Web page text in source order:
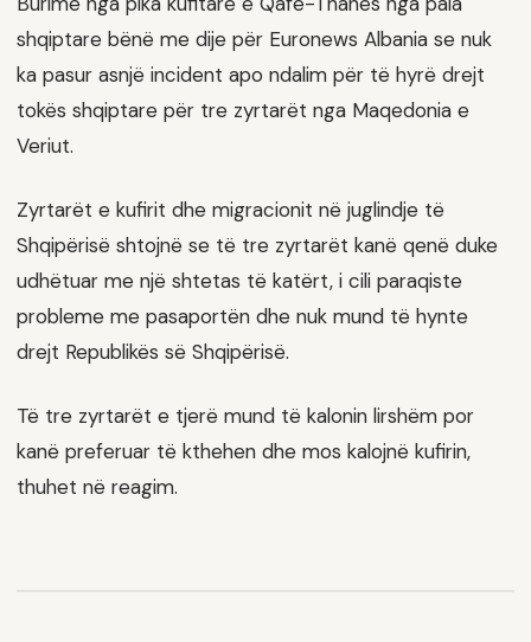
shqiptare bënë me dije për Euronews Albania se nuk
ka pasur asnjë incident apo ndalim për të hyrë drejt
tokës shqiptare për tre zyrtarët nga Maqedonia e
Veriut.
Zyrtarët e kufirit dhe migracionit në juglindje të
Shqipërisë shtojnë se të tre zyrtarët kanë qenë duke
udhëtuar me një shtetas të katërt, i cili paraqiste
probleme me pasaportën dhe nuk mund të hynte
drejt Republikës së Shqipërisë.
Të tre zyrtarët e tjerë mund të kalonin lirshëm por
kanë preferuar të kthehen dhe mos kalojnë kufirin,
thuhet në reagim.